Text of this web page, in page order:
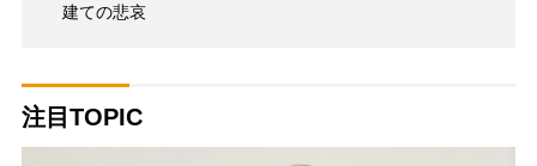
建ての悲哀
注目TOPIC